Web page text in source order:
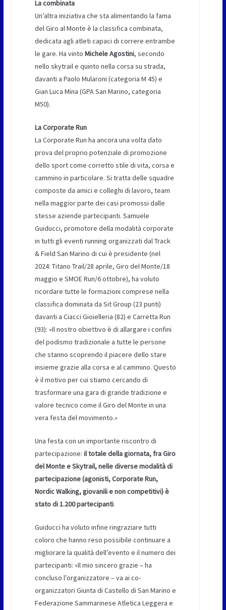
La combinata
Un’altra iniziativa che sta alimentando la fama
del Giro al Monte è la classifica combinata,
dedicata agli atleti capaci di correre entrambe
le gare. Ha vinto Michele Agostini, secondo
nello skytrail e quinto nella corsa su strada,
davanti a Paolo Mularoni (categoria M 45) e
Gian Luca Mina (GPA San Marino, categoria
M50).
La Corporate Run
La Corporate Run ha ancora una volta dato
prova del proprio potenziale di promozione
dello sport come corretto stile di vita, corsa e
cammino in particolare. Si tratta delle squadre
composte da amici e colleghi di lavoro, team
nella maggior parte dei casi promossi dalle
stesse aziende partecipanti. Samuele
Guiducci, promotore della modalità corporate
in tutti gli eventi running organizzati dal Track
& Field San Marino di cui è presidente (nel
2024: Titano Trail/28 aprile, Giro del Monte/18
maggio e SMOE Run/6 ottobre), ha voluto
ricordare tutte le formazioni comprese nella
classifica dominata da Sit Group (23 punti)
davanti a Ciacci Gioielleria (82) e Carretta Run
(93): «Il nostro obiettivo è di allargare i confini
del podismo tradizionale a tutte le persone
che stanno scoprendo il piacere dello stare
insieme grazie alla corsa e al cammino. Questo
è il motivo per cui stiamo cercando di
trasformare una gara di grande tradizione e
valore tecnico come il Giro del Monte in una
vera festa del movimento.»
Una festa con un importante riscontro di
partecipazione: il totale della giornata, fra Giro
del Monte e Skytrail, nelle diverse modalità di
partecipazione (agonisti, Corporate Run,
Nordic Walking, giovanili e non competitivi) è
stato di 1.200 partecipanti.
Guiducci ha voluto infine ringraziare tutti
coloro che hanno reso possibile continuare a
migliorare la qualità dell’evento e il numero dei
partecipanti: «Il mio sincero grazie – ha
concluso l’organizzatore – va ai co-
organizzatori Giunta di Castello di San Marino e
Federazione Sammarinese Atletica Leggera e